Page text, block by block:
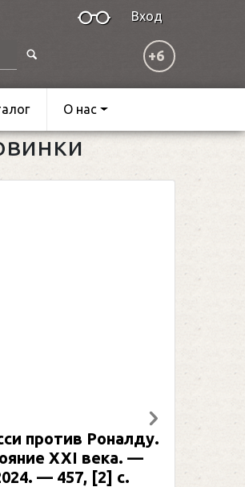
Вход
+6
О нас
против Роналду.
XXI века. —
— 457, [2] с.
Следующий